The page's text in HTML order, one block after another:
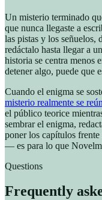
Un misterio terminado
que nunca llegaste a
las pistas y los señuelos,
redáctalo hasta llegar a
historia se centra menos
detener algo, puede que
Cuando el enigma se
misterio realmente se
el público teorice
sembrar el enigma,
poner los capítulos
— es para lo que
Questions
Frequently